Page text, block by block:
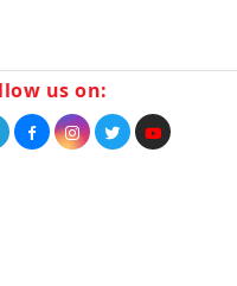
us on: